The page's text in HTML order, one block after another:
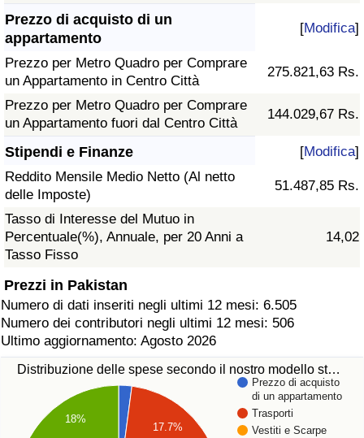
Prezzo di acquisto di un
appartamento
[Modifica]
Prezzo per Metro Quadro per Comprare
un Appartamento in Centro Città
275.821,63 Rs.
Prezzo per Metro Quadro per Comprare
un Appartamento fuori dal Centro Città
144.029,67 Rs.
Stipendi e Finanze [Modifica]
Reddito Mensile Medio Netto (Al netto
delle Imposte)
51.487,85 Rs.
Tasso di Interesse del Mutuo in
Percentuale(%), Annuale, per 20 Anni a
Tasso Fisso
14,02
Prezzi in Pakistan
Numero di dati inseriti negli ultimi 12 mesi: 6.505
Numero dei contributori negli ultimi 12 mesi: 506
Ultimo aggiornamento: Agosto 2026
Distribuzione delle spese secondo il nostro modello st…
Prezzo di acquisto
di un appartamento
Trasporti
Vestiti e Scarpe
17.7%
18%